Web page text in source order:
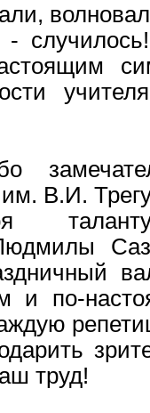
им. В.И.
и по-
труд!